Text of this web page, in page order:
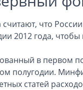
что
2012 года, чтобы
в первом
полугодии.
статей